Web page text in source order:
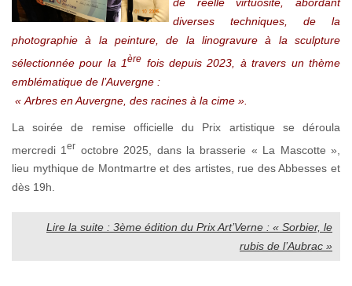
diverses techniques, de la
photographie à la peinture, de la linogravure à la sculpture
sélectionnée pour la 1ère fois depuis 2023, à travers un thème
emblématique de l’Auvergne :
« Arbres en Auvergne, des racines à la cime ».
La soirée de remise officielle du Prix artistique se déroula
mercredi 1er octobre 2025, dans la brasserie « La Mascotte »,
lieu mythique de Montmartre et des artistes, rue des Abbesses et
dès 19h.
Lire la suite : 3ème édition du Prix Art’Verne : « Sorbier, le
rubis de l’Aubrac »